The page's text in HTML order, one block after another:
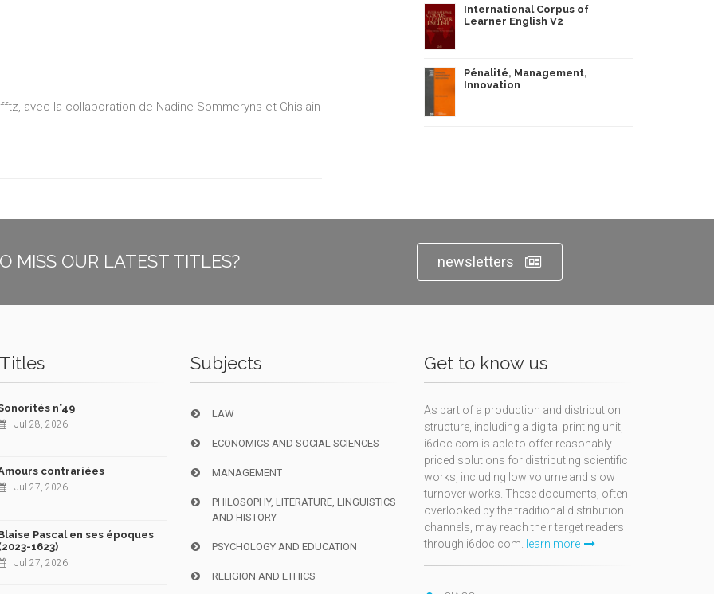
avec la collaboration de Nadine Sommeryns et Ghislain
International Corpus of
Learner English V2
Pénalité, Management,
Innovation
MISS OUR LATEST TITLES? newsletters
n°49
Jul 28, 2026
contrariées
Jul 27, 2026
Pascal en ses époques
1623)
Jul 27, 2026
Subjects
LAW
ECONOMICS AND SOCIAL SCIENCES
MANAGEMENT
PHILOSOPHY, LITERATURE, LINGUISTICS
AND HISTORY
PSYCHOLOGY AND EDUCATION
RELIGION AND ETHICS
Get to know us
As part of a production and distribution
structure, including a digital printing unit,
i6doc.com is able to offer reasonably-
priced solutions for distributing scientific
works, including low volume and slow
turnover works. These documents, often
overlooked by the traditional distribution
channels, may reach their target readers
through i6doc.com. learn more